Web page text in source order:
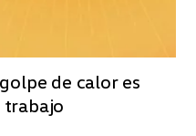
de calor es
trabajo